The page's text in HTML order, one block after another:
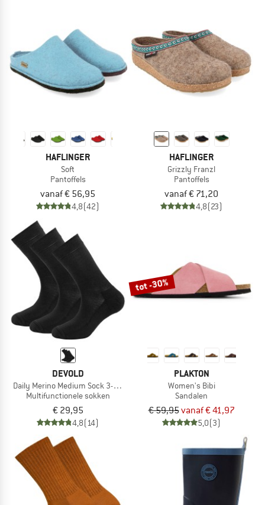
HAFLINGER
Soft
Pantoffels
vanaf € 56,95
4,8(42)
HAFLINGER
Grizzly Franzl
Pantoffels
vanaf € 71,20
4,8(23)
DEVOLD
Daily Merino Medium Sock 3-Pack
Multifunctionele sokken
€ 29,95
4,8(14)
tot -30%
PLAKTON
Women's Bibi
Sandalen
€ 59,95vanaf € 41,97
5,0(3)